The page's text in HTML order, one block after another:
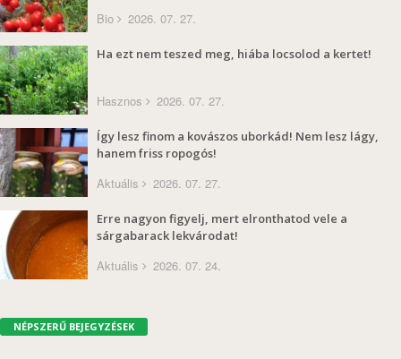
Bio 2026. 07. 27.
Ha ezt nem teszed meg, hiába locsolod a kertet!
Hasznos 2026. 07. 27.
Így lesz finom a kovászos uborkád! Nem lesz lágy,
hanem friss ropogós!
Aktuális 2026. 07. 27.
Erre nagyon figyelj, mert elronthatod vele a
sárgabarack lekvárodat!
Aktuális 2026. 07. 24.
NÉPSZERŰ BEJEGYZÉSEK